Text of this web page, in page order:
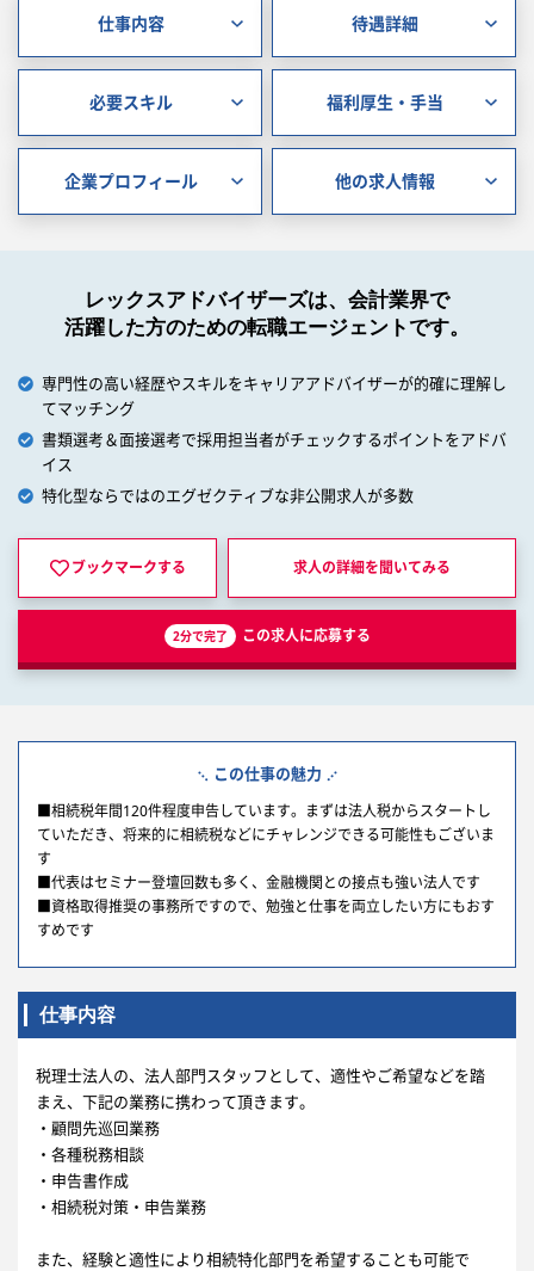
仕事内容 待遇詳細
必要スキル 福利厚生・手当
企業プロフィール 他の求人情報
レックスアドバイザーズは、会計業界で
活躍した方のための転職エージェントです。
専門性の高い経歴やスキルをキャリアアドバイザーが的確に理解し
てマッチング
書類選考＆面接選考で採用担当者がチェックするポイントをアドバ
イス
特化型ならではのエグゼクティブな非公開求人が多数
ブックマークする 求人の詳細を聞いてみる
2分で完了 この求人に応募する
この仕事の魅力
■相続税年間120件程度申告しています。まずは法人税からスタートし
ていただき、将来的に相続税などにチャレンジできる可能性もございま
す
■代表はセミナー登壇回数も多く、金融機関との接点も強い法人です
■資格取得推奨の事務所ですので、勉強と仕事を両立したい方にもおす
すめです
仕事内容
税理士法人の、法人部門スタッフとして、適性やご希望などを踏
まえ、下記の業務に携わって頂きます。
・顧問先巡回業務
・各種税務相談
・申告書作成
・相続税対策・申告業務
また、経験と適性により相続特化部門を希望することも可能で